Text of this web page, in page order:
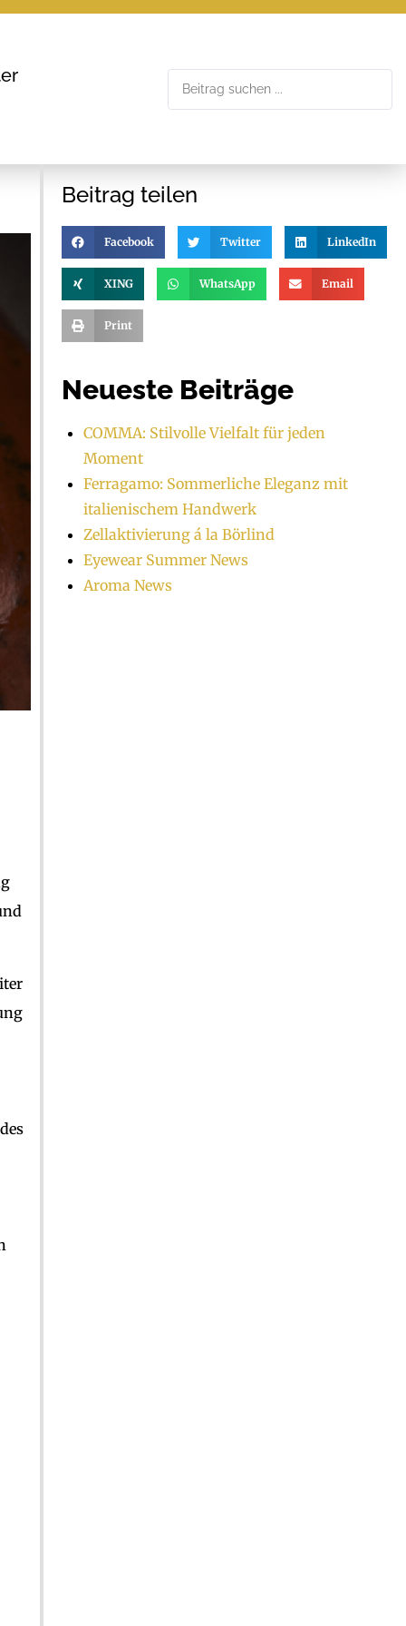
Beitrag teilen
Facebook Twitter LinkedIn
XING WhatsApp Email
Print
Neueste Beiträge
COMMA: Stilvolle Vielfalt für jeden
Moment
Ferragamo: Sommerliche Eleganz mit
italienischem Handwerk
Zellaktivierung á la Börlind
Eyewear Summer News
Aroma News